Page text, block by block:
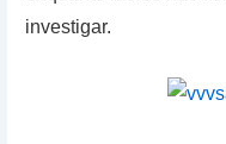
investigar.